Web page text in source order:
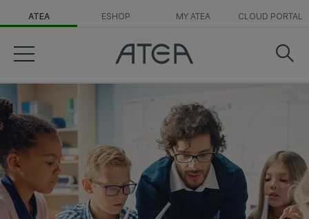
ATEA ESHOP MY ATEA CLOUD PORTAL